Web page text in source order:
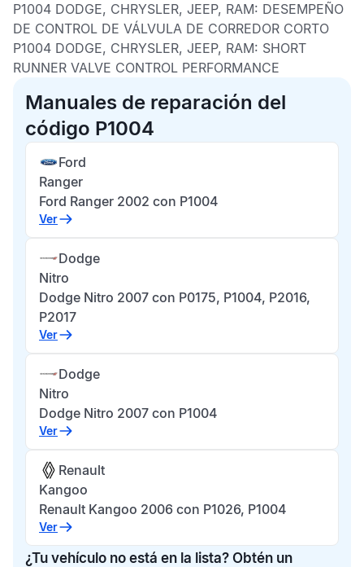
P1004 DODGE, CHRYSLER, JEEP, RAM: DESEMPEÑO
DE CONTROL DE VÁLVULA DE CORREDOR CORTO
P1004 DODGE, CHRYSLER, JEEP, RAM: SHORT
RUNNER VALVE CONTROL PERFORMANCE
Manuales de reparación del
código P1004
Ford
Ranger
Ford Ranger 2002 con P1004
Ver
Dodge
Nitro
Dodge Nitro 2007 con P0175, P1004, P2016,
P2017
Ver
Dodge
Nitro
Dodge Nitro 2007 con P1004
Ver
Renault
Kangoo
Renault Kangoo 2006 con P1026, P1004
Ver
¿Tu vehículo no está en la lista? Obtén un